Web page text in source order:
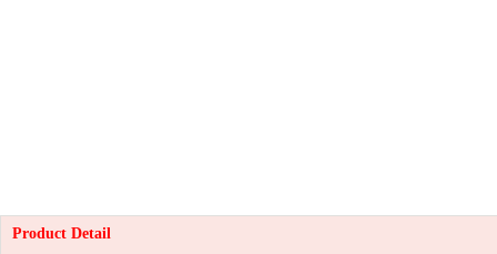
Product Detail